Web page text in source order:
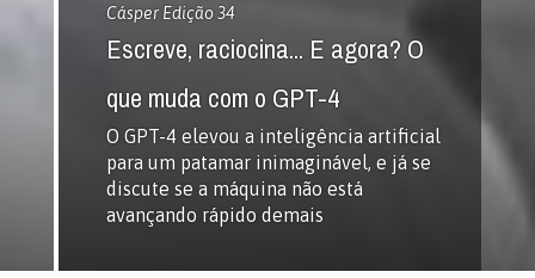
Cásper Edição 34
Escreve, raciocina... E agora? O
que muda com o GPT-4
O GPT-4 elevou a inteligência artificial
para um patamar inimaginável, e já se
discute se a máquina não está
avançando rápido demais